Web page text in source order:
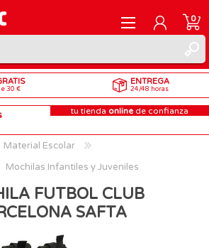
REGISTRARME
INICIAR SESIÓN
0
30 €
ENTREGA
24/48 horas
tu tienda online de confianza
Material Escolar
Mochilas Infantiles y Juveniles
FUTBOL CLUB
SAFTA